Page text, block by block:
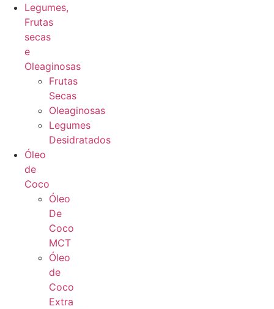
Legumes,
Frutas
secas
e
Oleaginosas
Frutas
Secas
Oleaginosas
Legumes
Desidratados
Óleo
de
Coco
Óleo
De
Coco
MCT
Óleo
de
Coco
Extra